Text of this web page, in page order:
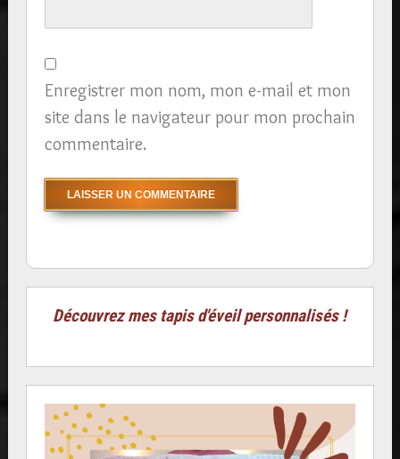
Enregistrer mon nom, mon e-mail et mon
site dans le navigateur pour mon prochain
commentaire.
Découvrez mes tapis d'éveil personnalisés !